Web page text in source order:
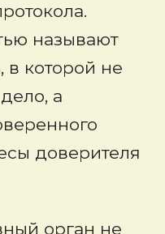
называют
в которой не
а
доверителя
орган не